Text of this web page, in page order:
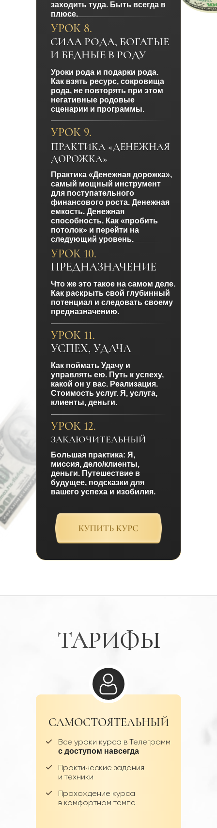
УРОК 8.
СИЛА РОДА, БОГАТЫЕ
И БЕДНЫЕ В РОДУ
Уроки рода и подарки рода.
Как взять ресурс, сокровища
рода, не повторять при этом
негативные родовые
сценарии и программы.
УРОК 9.
ПРАКТИКА «ДЕНЕЖНАЯ
ДОРОЖКА»
Практика «Денежная дорожка»,
самый мощный инструмент
для поступательного
финансового роста. Денежная
емкость. Денежная
способность. Как «пробить
потолок» и перейти на
следующий уровень.
УРОК 10.
ПРЕДНАЗНАЧЕНИЕ
Что же это такое на самом деле.
Как раскрыть свой глубинный
потенциал и следовать своему
предназначению.
УРОК 11.
УСПЕХ, УДАЧА
Как поймать Удачу и
управлять ею. Путь к успеху,
какой он у вас. Реализация.
Стоимость услуг. Я, услуга,
клиенты, деньги.
УРОК 12.
ЗАКЛЮЧИТЕЛЬНЫЙ
Большая практика: Я,
миссия, дело/клиенты,
деньги. Путешествие в
будущее, подсказки для
вашего успеха и изобилия.
заходить туда. Быть всегда в
плюсе.
ТАРИФЫ
САМОСТОЯТЕЛЬНЫЙ
Все уроки курса в Телеграмм
с доступом навсегда
Практические задания
и техники
Прохождение курса
в комфортном темпе